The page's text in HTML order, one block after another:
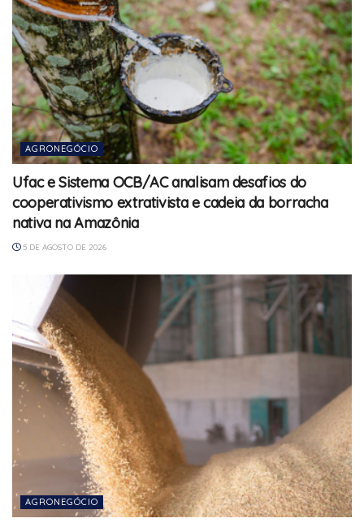
AGRONEGÓCIO
Ufac e Sistema OCB/AC analisam desafios do
cooperativismo extrativista e cadeia da borracha
nativa na Amazônia
5 DE AGOSTO DE 2026
AGRONEGÓCIO